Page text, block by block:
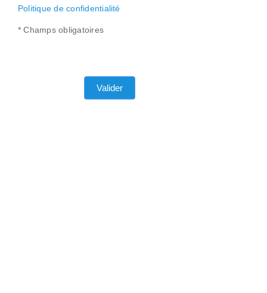
Politique de confidentialité
* Champs obligatoires
Valider